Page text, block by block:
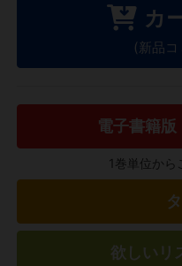
カ
(新品
電子書籍版
1巻単位から
欲しいリ